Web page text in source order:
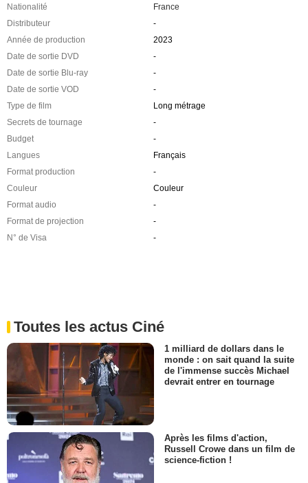
Nationalité
France
Distributeur
-
Année de production
2023
Date de sortie DVD
-
Date de sortie Blu-ray
-
Date de sortie VOD
-
Type de film
Long métrage
Secrets de tournage
-
Budget
-
Langues
Français
Format production
-
Couleur
Couleur
Format audio
-
Format de projection
-
N° de Visa
-
Toutes les actus Ciné
1 milliard de dollars dans le
monde : on sait quand la suite
de l'immense succès Michael
devrait entrer en tournage
Après les films d'action,
Russell Crowe dans un film de
science-fiction !